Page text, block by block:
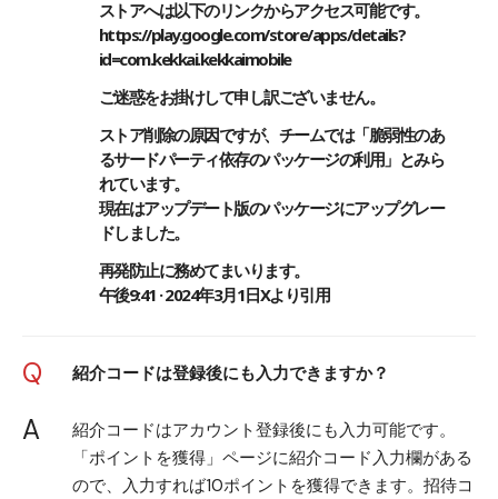
ストアへは以下のリンクからアクセス可能です。
https://play.google.com/store/apps/details?
id=com.kekkai.kekkaimobile
ご迷惑をお掛けして申し訳ございません。
ストア削除の原因ですが、チームでは「脆弱性のあ
るサードパーティ依存のパッケージの利用」とみら
れています。
現在はアップデート版のパッケージにアップグレー
ドしました。
再発防止に務めてまいります。
午後9:41 · 2024年3月1日Xより引用
Q 紹介コードは登録後にも入力できますか？
A
紹介コードはアカウント登録後にも入力可能です。
「ポイントを獲得」ページに紹介コード入力欄がある
ので、入力すれば10ポイントを獲得できます。招待コ